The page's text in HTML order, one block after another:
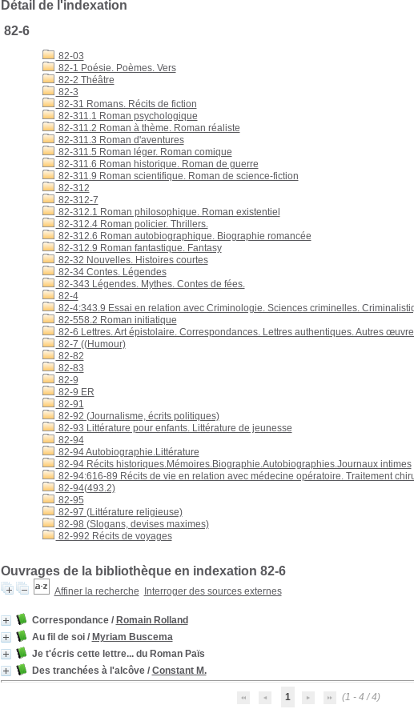
Détail de l'indexation
82-6
82-03
82-1 Poésie. Poèmes. Vers
82-2 Théâtre
82-3
82-31 Romans. Récits de fiction
82-311.1 Roman psychologique
82-311.2 Roman à thème. Roman réaliste
82-311.3 Roman d'aventures
82-311.5 Roman léger. Roman comique
82-311.6 Roman historique. Roman de guerre
82-311.9 Roman scientifique. Roman de science-fiction
82-312
82-312-7
82-312.1 Roman philosophique. Roman existentiel
82-312.4 Roman policier. Thrillers.
82-312.6 Roman autobiographique. Biographie romancée
82-312.9 Roman fantastique. Fantasy
82-32 Nouvelles. Histoires courtes
82-34 Contes. Légendes
82-343 Légendes. Mythes. Contes de fées.
82-4
82-4:343.9 Essai en relation avec Criminologie. Sciences criminelles.
82-558.2 Roman initiatique
82-6 Lettres. Art épistolaire. Correspondances. Lettres authentiques. Autres
82-7 ((Humour)
82-82
82-83
82-9
82-9 ER
82-91
82-92 (Journalisme, écrits politiques)
82-93 Littérature pour enfants. Littérature de jeunesse
82-94
82-94 Autobiographie.Littérature
82-94 Récits historiques.Mémoires.Biographie.Autobiographies.Journaux intimes
82-94:616-89 Récits de vie en relation avec médecine opératoire. Traitement
82-94(493.2)
82-95
82-97 (Littérature religieuse)
82-98 (Slogans, devises maximes)
82-992 Récits de voyages
Ouvrages de la bibliothèque en indexation 82-6
Affiner la recherche Interroger des sources externes
Correspondance/ Romain Rolland
Au fil de soi/ Myriam Buscema
Je t'écris cette lettre... du Roman Païs
Des tranchées à l'alcôve/ Constant M.
1 (1 - 4 / 4)